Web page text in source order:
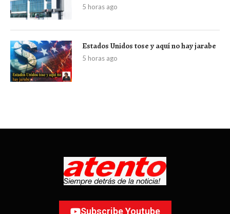
5 horas ago
Estados Unidos tose y aquí no hay jarabe
5 horas ago
Subscribe Youtube